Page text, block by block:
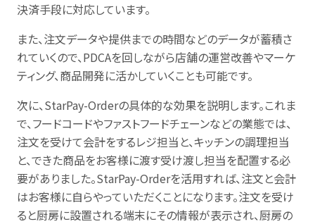
決済手段に対応しています。
また、注文データや提供までの時間などのデータが蓄積さ
れていくので、PDCAを回しながら店舗の運営改善やマーケ
ティング、商品開発に活かしていくことも可能です。
次に、StarPay-Orderの具体的な効果を説明します。これま
で、フードコードやファストフードチェーンなどの業態では、
注文を受けて会計をするレジ担当と、キッチンの調理担当
と、できた商品をお客様に渡す受け渡し担当を配置する必
要がありました。StarPay-Orderを活用すれば、注文と会計
はお客様に自らやっていただくことになります。注文を受け
ると厨房に設置される端末にその情報が表示され、厨房の